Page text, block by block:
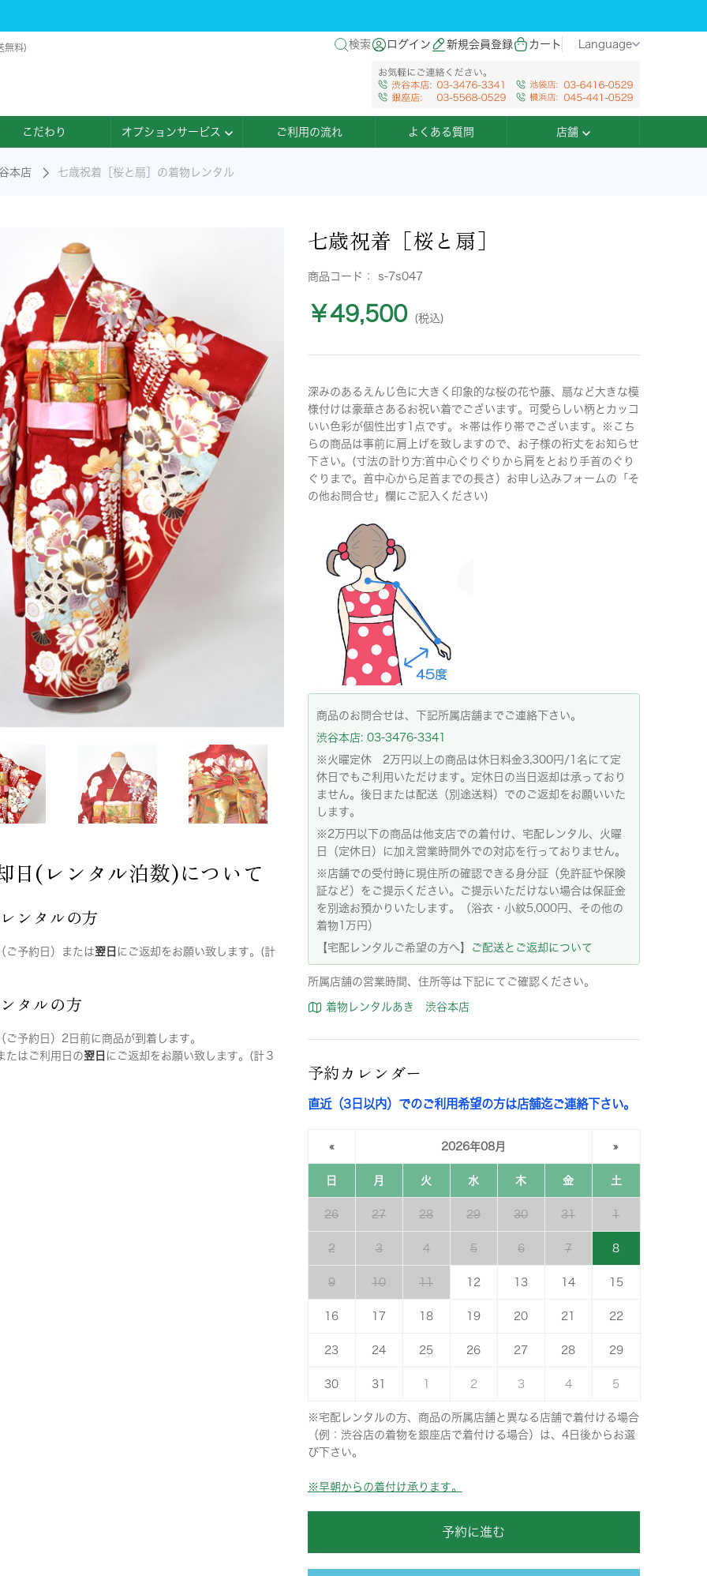
無料) 検索 ログイン 新規会員登録 カート Language
こだわり オプションサービス ご利用の流れ よくある質問 店舗
本店 七歳祝着［桜と扇］の着物レンタル
日(レンタル泊数)について
ンタルの方
ご予約日）または翌日 にご返却をお願い致します。(計
タルの方
ご予約日）2日前に商品が到着します。
たはご利用日の翌日 にご返却をお願い致します。(計３
七歳祝着［桜と扇］
商品コード： s-7s047
￥49,500 (税込)
深みのあるえんじ色に大きく印象的な桜の花や藤、扇など大きな模
様付けは豪華さあるお祝い着でございます。可愛らしい柄とカッコ
いい色彩が個性出す1点です。＊帯は作り帯でございます。※こち
らの商品は事前に肩上げを致しますので、お子様の裄丈をお知らせ
下さい。(寸法の計り方:首中心ぐりぐりから肩をとおり手首のぐり
ぐりまで。首中心から足首までの長さ）お申し込みフォームの「そ
の他お問合せ」欄にご記入ください)
商品のお問合せは、下記所属店舗までご連絡下さい。
渋谷本店: 03-3476-3341
※火曜定休 2万円以上の商品は休日料金3,300円/1名にて定
休日でもご利用いただけます。定休日の当日返却は承っており
ません。後日または配送（別途送料）でのご返却をお願いいた
します。
※2万円以下の商品は他支店での着付け、宅配レンタル、火曜
日（定休日）に加え営業時間外での対応を行っておりません。
※店舗での受付時に現住所の確認できる身分証（免許証や保険
証など）をご提示ください。ご提示いただけない場合は保証金
を別途お預かりいたします。（浴衣・小紋5,000円、その他の
着物1万円）
【宅配レンタルご希望の方へ】
ご配送とご返却について
所属店舗の営業時間、住所等は下記にてご確認ください。
着物レンタルあき 渋谷本店
予約カレンダー
直近（3日以内）でのご利用希望の方は店舗迄ご連絡下さい。
« 2026年08月 »
日 月 火 水 木 金 土
26 27 28 29 30 31 1
2 3 4 5 6 7 8
9 10 11 12 13 14 15
16 17 18 19 20 21 22
23 24 25 26 27 28 29
30 31 2 3 4 5
※宅配レンタルの方、商品の所属店舗と異なる店舗で着付ける場合
（例：渋谷店の着物を銀座店で着付ける場合）は、4日後からお選
び下さい。
※早朝からの着付け承ります。
予約に進む